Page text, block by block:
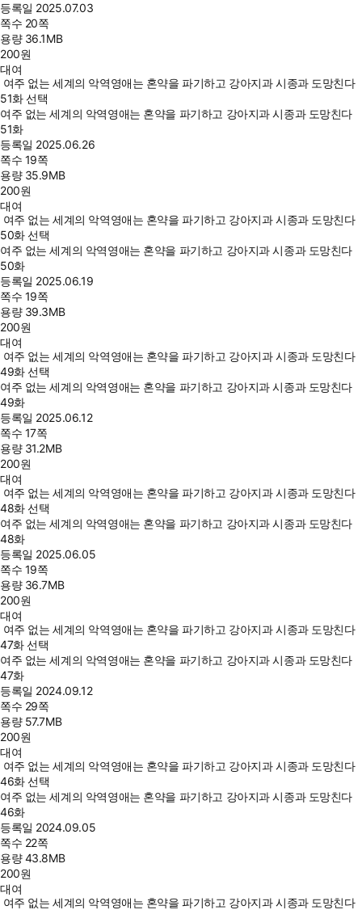
등록일 2025.07.03
쪽수 20쪽
용량 36.1MB
200원
대여
여주 없는 세계의 악역영애는 혼약을 파기하고 강아지과 시종과 도망친다
51화 선택
여주 없는 세계의 악역영애는 혼약을 파기하고 강아지과 시종과 도망친다
51화
등록일 2025.06.26
쪽수 19쪽
용량 35.9MB
200원
대여
여주 없는 세계의 악역영애는 혼약을 파기하고 강아지과 시종과 도망친다
50화 선택
여주 없는 세계의 악역영애는 혼약을 파기하고 강아지과 시종과 도망친다
50화
등록일 2025.06.19
쪽수 19쪽
용량 39.3MB
200원
대여
여주 없는 세계의 악역영애는 혼약을 파기하고 강아지과 시종과 도망친다
49화 선택
여주 없는 세계의 악역영애는 혼약을 파기하고 강아지과 시종과 도망친다
49화
등록일 2025.06.12
쪽수 17쪽
용량 31.2MB
200원
대여
여주 없는 세계의 악역영애는 혼약을 파기하고 강아지과 시종과 도망친다
48화 선택
여주 없는 세계의 악역영애는 혼약을 파기하고 강아지과 시종과 도망친다
48화
등록일 2025.06.05
쪽수 19쪽
용량 36.7MB
200원
대여
여주 없는 세계의 악역영애는 혼약을 파기하고 강아지과 시종과 도망친다
47화 선택
여주 없는 세계의 악역영애는 혼약을 파기하고 강아지과 시종과 도망친다
47화
등록일 2024.09.12
쪽수 29쪽
용량 57.7MB
200원
대여
여주 없는 세계의 악역영애는 혼약을 파기하고 강아지과 시종과 도망친다
46화 선택
여주 없는 세계의 악역영애는 혼약을 파기하고 강아지과 시종과 도망친다
46화
등록일 2024.09.05
쪽수 22쪽
용량43.8MB
200원
대여
여주 없는 세계의 악역영애는 혼약을 파기하고 강아지과 시종과 도망친다